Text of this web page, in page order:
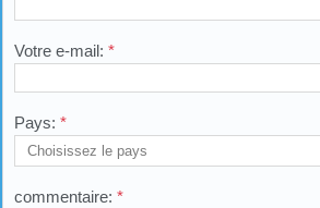
Votre e-mail: *
Pays: *
commentaire: *